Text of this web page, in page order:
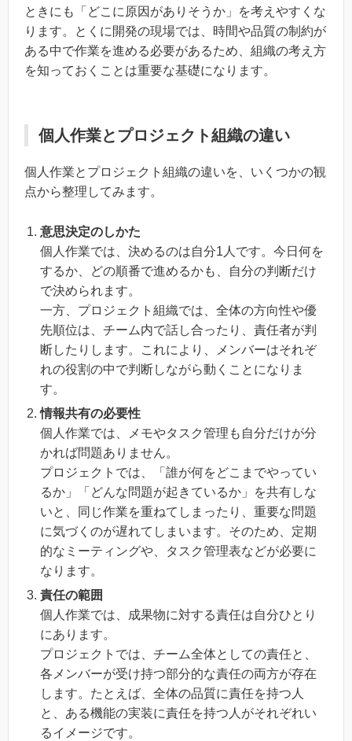
ときにも「どこに原因がありそうか」を考えやすくな
ります。とくに開発の現場では、時間や品質の制約が
ある中で作業を進める必要があるため、組織の考え方
を知っておくことは重要な基礎になります。
個人作業とプロジェクト組織の違い
個人作業とプロジェクト組織の違いを、いくつかの観
点から整理してみます。
意思決定のしかた
個人作業では、決めるのは自分1人です。今日何を
するか、どの順番で進めるかも、自分の判断だけ
で決められます。
一方、プロジェクト組織では、全体の方向性や優
先順位は、チーム内で話し合ったり、責任者が判
断したりします。これにより、メンバーはそれぞ
れの役割の中で判断しながら動くことになりま
す。
情報共有の必要性
個人作業では、メモやタスク管理も自分だけが分
かれば問題ありません。
プロジェクトでは、「誰が何をどこまでやってい
るか」「どんな問題が起きているか」を共有しな
いと、同じ作業を重ねてしまったり、重要な問題
に気づくのが遅れてしまいます。そのため、定期
的なミーティングや、タスク管理表などが必要に
なります。
責任の範囲
個人作業では、成果物に対する責任は自分ひとり
にあります。
プロジェクトでは、チーム全体としての責任と、
各メンバーが受け持つ部分的な責任の両方が存在
します。たとえば、全体の品質に責任を持つ人
と、ある機能の実装に責任を持つ人がそれぞれい
るイメージです。